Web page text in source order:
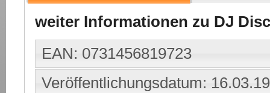
weiter Informationen zu DJ
EAN: 0731456819723
Veröffentlichungsdatum: